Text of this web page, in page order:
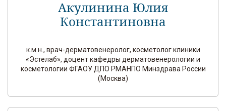
Акулинина Юлия
Константиновна
к.м.н., врач-дерматовенеролог, косметолог клиники
«Эстелаб», доцент кафедры дерматовенерологии и
косметологии ФГАОУ ДПО РМАНПО Минздрава России
(Москва)